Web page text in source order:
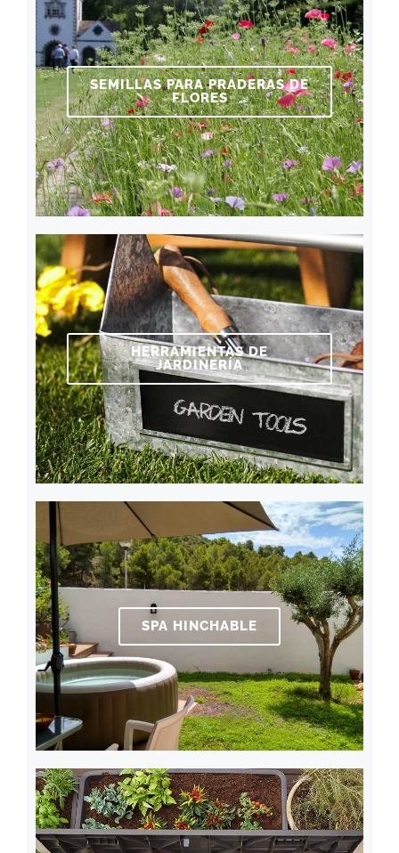
SEMILLAS PARA PRADERAS DE
FLORES
HERRAMIENTAS DE
JARDINERÍA
SPA HINCHABLE